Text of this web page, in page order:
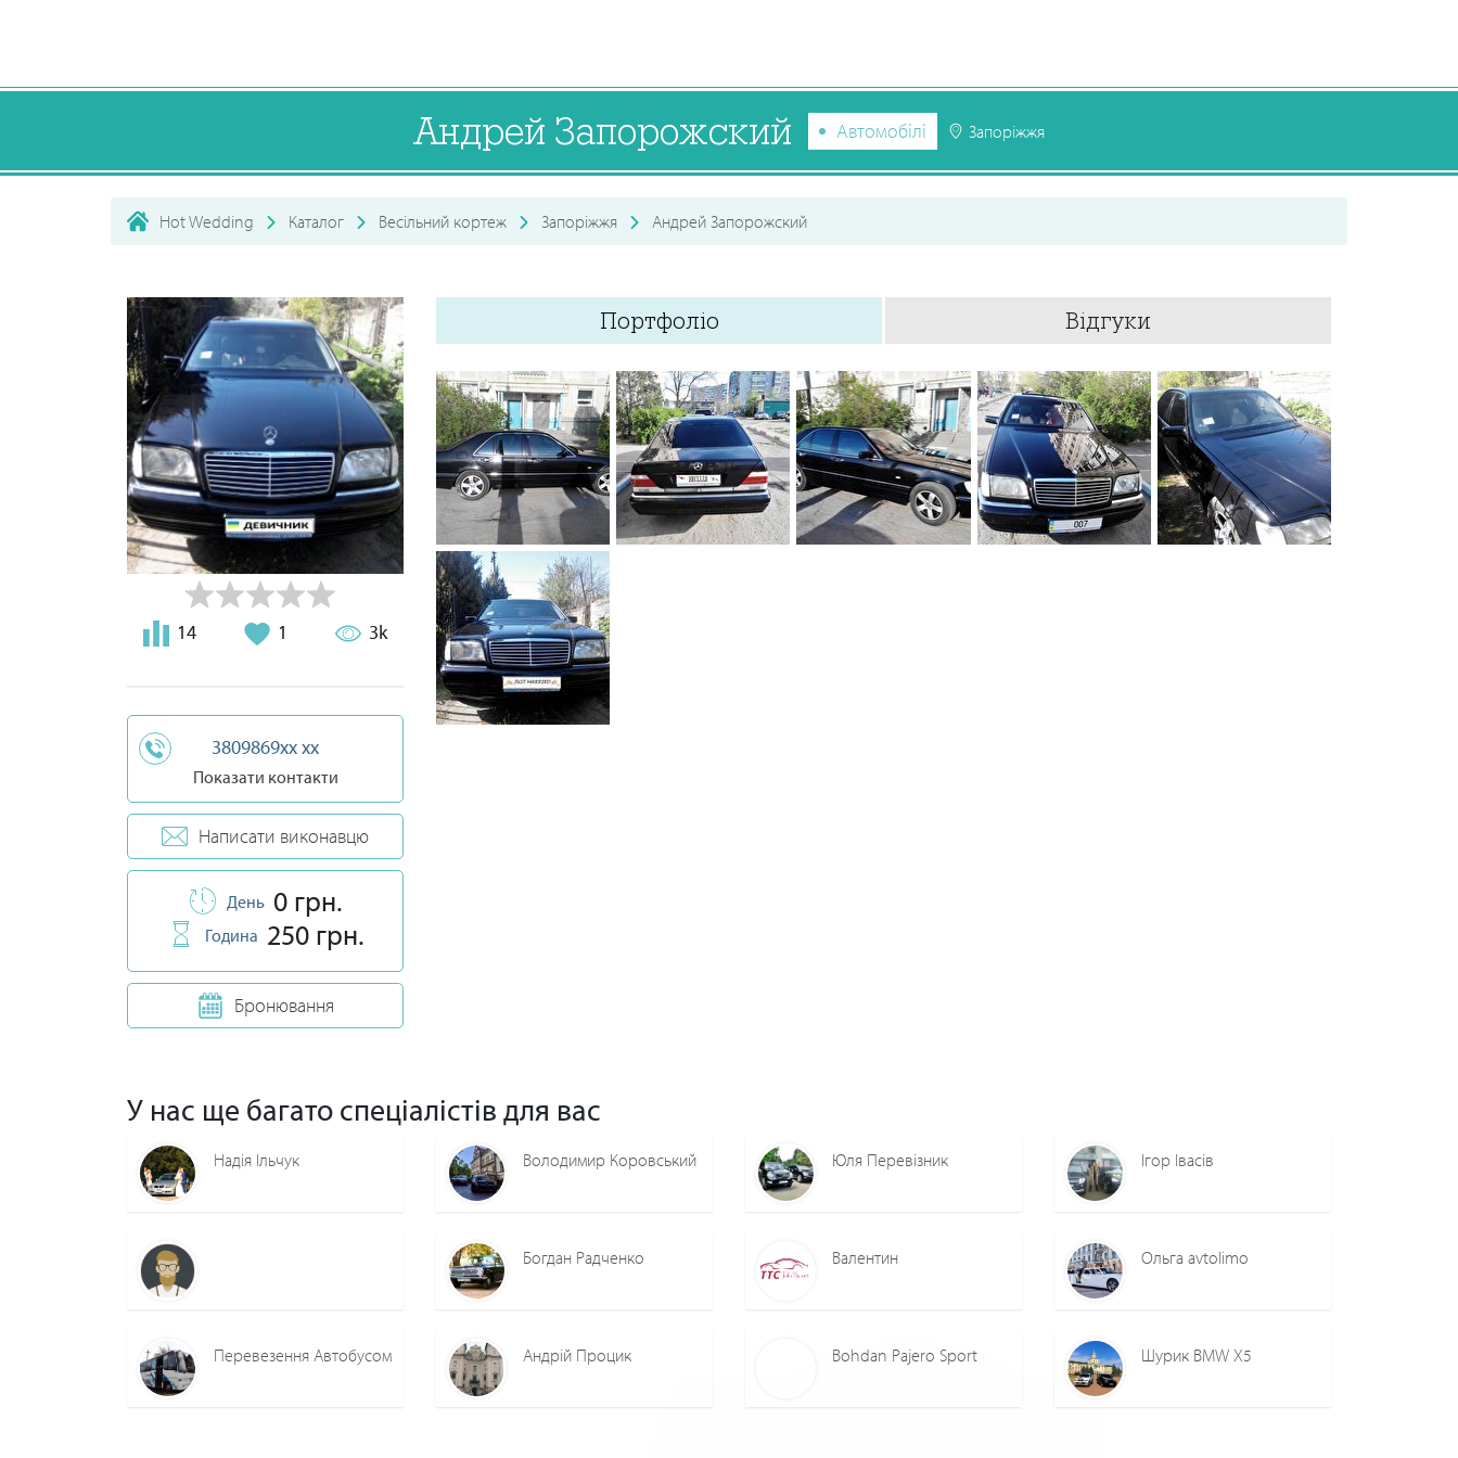
Андрей Запорожский Автомобілі Запоріжжя
Hot Wedding Каталог Весільний кортеж Запоріжжя Андрей Запорожский
14 1 3k
3809869xx xx
Показати контакти
Написати виконавцю
День 0 грн.
Година 250 грн.
Бронювання
Портфоліо Відгуки
0
У нас ще багато спеціалістів для вас
Надія Ільчук Володимир Коровський Юля Перевізник Ігор Івасів
Богдан Радченко Валентин Ольга avtolimo
Перевезення Автобусом Андрій Процик Bohdan Pajero Sport Шурик BMW X5